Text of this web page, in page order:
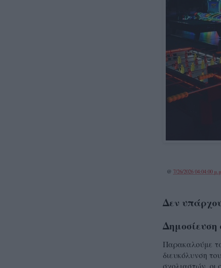
@ 7/26/2026 04:04:00
Δεν
Δημοσίευση
Παρακαλούμε
διευκόλυνση
σχολιαστών, οι